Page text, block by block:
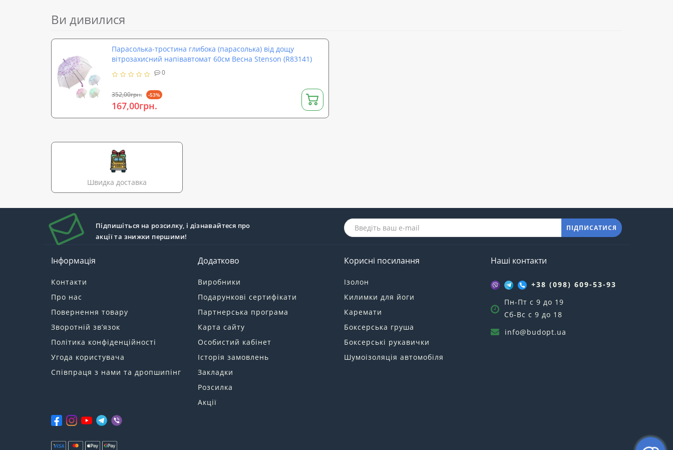
Ви дивилися
Парасолька-тростина глибока (парасолька) від дощу
вітрозахисний напівавтомат 60см Весна Stenson (R83141)
0
352,00грн. -53%
167,00грн.
Швидка доставка
Підпишіться на розсилку, і дізнавайтеся про
акції та знижки першими!
ПІДПИСАТИСЯ
Інформація
Контакти
Про нас
Повернення товару
Зворотній зв’язок
Політика конфіденційності
Угода користувача
Співпраця з нами та дропшипінг
Додатково
Виробники
Подарункові сертифікати
Партнерська програма
Карта сайту
Особистий кабінет
Історія замовлень
Закладки
Розсилка
Акції
Корисні посилання
Ізолон
Килимки для йоги
Каремати
Боксерська груша
Боксерські рукавички
Шумоізоляція автомобіля
Наші контакти
+38 (098) 609-53-93
Пн-Пт с 9 до 19
Сб-Вс с 9 до 18
info@budopt.ua